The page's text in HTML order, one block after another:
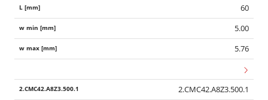
60
5.00
5.76
2.CMC42.A8Z3.500.1